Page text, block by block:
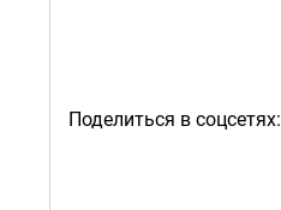
Поделиться в соцсетях: